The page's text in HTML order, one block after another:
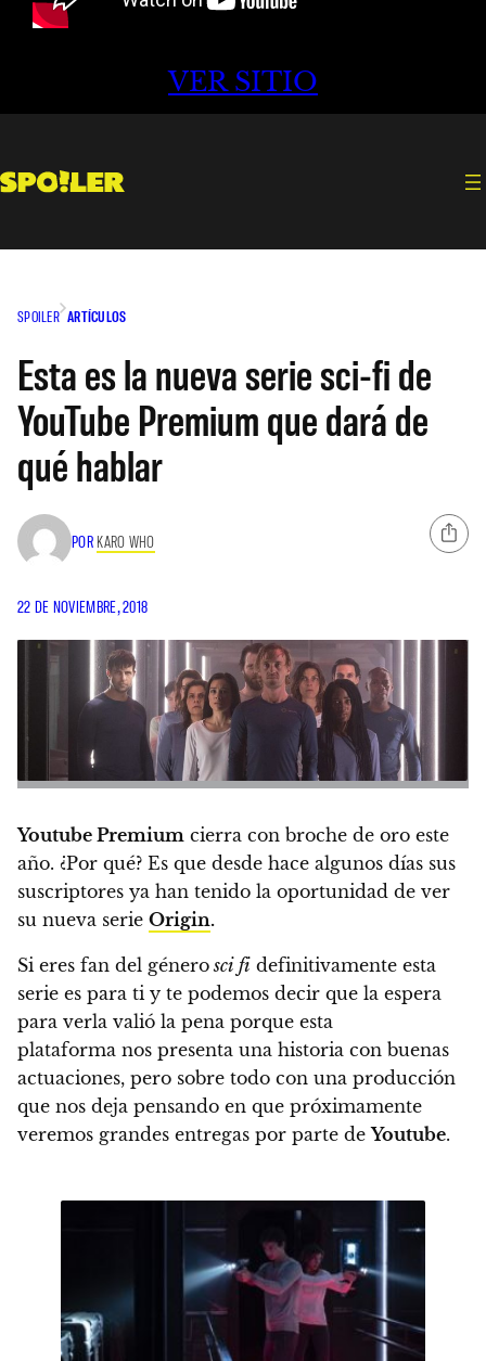
VER SITIO
SPOILER ARTÍCULOS
Esta es la nueva serie sci-fi de
YouTube Premium que dará de
qué hablar
POR KARO WHO
22 DE NOVIEMBRE, 2018
Youtube Premium cierra con broche de oro este
año. ¿Por qué? Es que desde hace algunos días sus
suscriptores ya han tenido la oportunidad de ver
su nueva serie Origin.
Si eres fan del génerosci fi definitivamente esta
serie es para ti y te podemos decir que la espera
para verla valió la pena porque esta
plataforma nos presenta una historia con buenas
actuaciones, pero sobre todo con una producción
que nos deja pensando en que próximamente
veremos grandes entregas por parte deYoutube.